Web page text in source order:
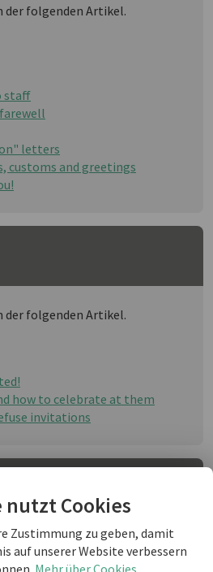
nutzt Cookies
Zustimmung zu geben, damit
auf unserer Website verbessern
Mehr über Cookies
der folgenden Artikel.
staff
letters
customs and greetings
der folgenden Artikel.
how to celebrate at them
invitations
der folgenden Artikel.